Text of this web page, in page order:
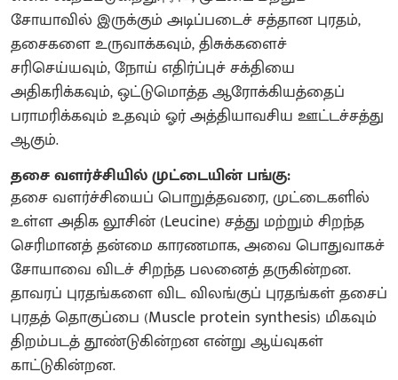
சோயாவில் இருக்கும் அடிப்படைச் சத்தான புரதம்,
தசைகளை உருவாக்கவும், திசுக்களைச்
சரிசெய்யவும், நோய் எதிர்ப்புச் சக்தியை
அதிகரிக்கவும், ஒட்டுமொத்த ஆரோக்கியத்தைப்
பராமரிக்கவும் உதவும் ஓர் அத்தியாவசிய ஊட்டச்சத்து
ஆகும்.
தசை வளர்ச்சியில் முட்டையின் பங்கு:
தசை வளர்ச்சியைப் பொறுத்தவரை, முட்டைகளில்
உள்ள அதிக லூசின் (Leucine) சத்து மற்றும் சிறந்த
செரிமானத் தன்மை காரணமாக, அவை பொதுவாகச்
சோயாவை விடச் சிறந்த பலனைத் தருகின்றன.
தாவரப் புரதங்களை விட விலங்குப் புரதங்கள் தசைப்
புரதத் தொகுப்பை (Muscle protein synthesis) மிகவும்
திறம்படத் தூண்டுகின்றன என்று ஆய்வுகள்
காட்டுகின்றன.